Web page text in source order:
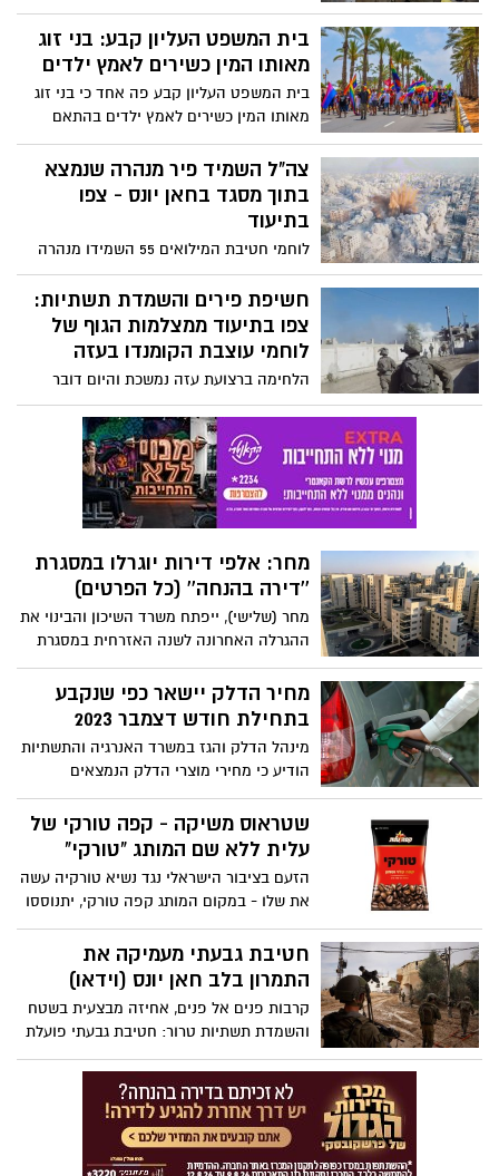
יחד עם אוכלוסייה אזרחית כשהם מנצלים את
נוכחות האזרחים על מנת לבצע ירי של RPG
ונשק קל לעבר הכוחות. המחבלים נעצרו
בית המשפט העליון קבע: בני זוג
מאותו המין כשירים לאמץ ילדים
בית המשפט העליון קבע פה אחד כי בני זוג
מאותו המין כשירים לאמץ ילדים בהתאם
לסעיף 3 לחוק אימוץ ילדים, התשמ"א-1981.
ההחלטה התקבלה
צה"ל השמיד פיר מנהרה שנמצא
בתוך מסגד בחאן יונס - צפו
בתיעוד
לוחמי חטיבת המילואים 55 השמידו מנהרה
ששימשה את כוח נוח'בה של חמאס להעברת
אמצעי לחימה ואף התחברה לחמ"ל ששימש
את המחבלים לניהול מלחמה. פתח המנהרה
יצא מתוך מסגד בחאן יונס. צפו בתיעוד
חשיפת פירים והשמדת תשתיות:
צפו בתיעוד ממצלמות הגוף של
לוחמי עוצבת הקומנדו בעזה
הלחימה ברצועת עזה נמשכת והיום דובר
צה"ל מפרסם תיעוד ממצלמות הגוף של לוחמי
הקומנדו שפעלו להשמדת עשרות פירי
מנהרות ותשתיות טרור לצד חיסול מחבלים.
צפו
מחר: אלפי דירות יוגרלו במסגרת
''דירה בהנחה'' (כל הפרטים)
מחר (שלישי), ייפתח משרד השיכון והבינוי את
ההגרלה האחרונה לשנה האזרחית במסגרת
''דירה בהנחה''. איך זה יעבוד ואיפה נרשמים?
כל הפרטים
מחיר הדלק יישאר כפי שנקבע
בתחילת חודש דצמבר 2023
מינהל הדלק והגז במשרד האנרגיה והתשתיות
הודיע כי מחירי מוצרי הדלק הנמצאים
בפיקוח שעודכנו בתחילת חודש דצמבר,
הנמכרים לצרכן בתחנות הדלק - יישארו זהים
שטראוס משיקה - קפה טורקי של
עלית ללא שם המותג "טורקי"
הזעם בציבור הישראלי נגד נשיא טורקיה עשה
את שלו - במקום המותג קפה טורקי, יתנוססו
על חזית האריזה משפטים כמו "דור הניצחון",
"עם ישראל חי", "אין לי ארץ אחרת".
חטיבת גבעתי מעמיקה את
התמרון בלב חאן יונס (וידאו)
קרבות פנים אל פנים, אחיזה מבצעית בשטח
והשמדת תשתיות טרור: חטיבת גבעתי פועלת
בעצימות בשלושת השבועות האחרונים בלב
חאן יונס. צפו בתיעוד מלב הרצועה